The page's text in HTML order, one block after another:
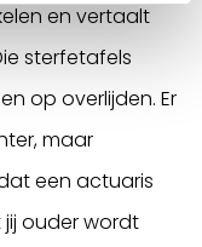
en vertaalt
sterfetafels
op overlijden. Er
maar
een actuaris
ouder wordt